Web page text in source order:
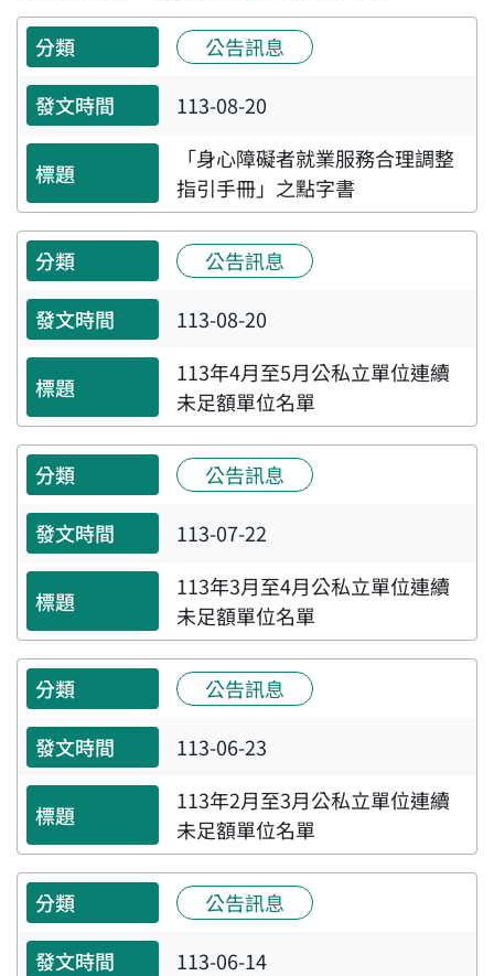
公告訊息
113-08-20
「身心障礙者就業服務合理調整
指引手冊」之點字書
公告訊息
113-08-20
113年4月至5月公私立單位連續
未足額單位名單
公告訊息
113-07-22
113年3月至4月公私立單位連續
未足額單位名單
公告訊息
113-06-23
113年2月至3月公私立單位連續
未足額單位名單
公告訊息
113-06-14